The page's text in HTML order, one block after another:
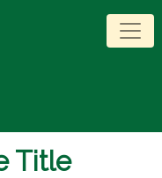
Title